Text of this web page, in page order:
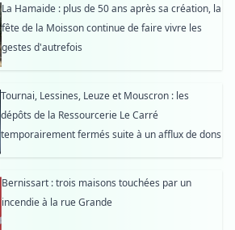
La Hamaide : plus de 50 ans après sa création, la
fête de la Moisson continue de faire vivre les
gestes d'autrefois
Tournai, Lessines, Leuze et Mouscron : les
dépôts de la Ressourcerie Le Carré
temporairement fermés suite à un afflux de dons
Bernissart : trois maisons touchées par un
incendie à la rue Grande